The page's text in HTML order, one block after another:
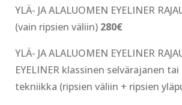
YLÄ- JA ALALUOMEN EYELINER
(vain ripsien väliin) 280€
YLÄ- JA ALALUOMEN EYELINER
EYELINER klassinen selvärajanen
tekniikka (ripsien väliin + ripsien